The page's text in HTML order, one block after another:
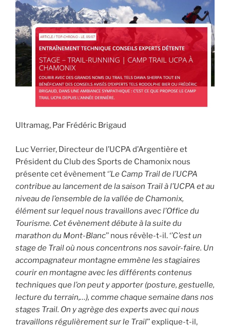
k
Ultramag, Par Frédéric Brigaud
Luc Verrier, Directeur de l’UCPA d’Argentière et
Président du Club des Sports de Chamonix nous
présente cet évènement ‘’Le Camp Trail de l’UCPA
contribue au lancement de la saison Trail à l’UCPA et au
niveau de l’ensemble de la vallée de Chamonix,
élément sur lequel nous travaillons avec l’Office du
Tourisme. Cet évènement débute à la suite du
marathon du Mont-Blanc’’ nous révèle-t-il. ‘’C’est un
stage de Trail où nous concentrons nos savoir-faire. Un
accompagnateur montagne emmène les stagiaires
courir en montagne avec les différents contenus
techniques que l’on peut y apporter (posture, gestuelle,
lecture du terrain,…), comme chaque semaine dans nos
stages Trail. On y agrège des experts avec qui nous
travaillons régulièrement sur le Trail’’ explique-t-il,